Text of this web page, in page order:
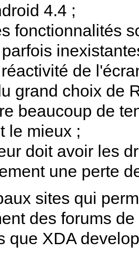
4.4 ;
fonctionnalités
de
grand choix de
beaucoup de
le mieux ;
doit avoir les
une perte
sites qui
des forums
que XDA